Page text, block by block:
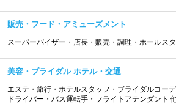
販売・フード・アミューズメント
スーパーバイザー・店長・販売・調理・ホールス
美容・ブライダル ホテル・交通
エステ・旅行・ホテルスタッフ・ブライダルコー
ドライバー・バス運転手・フライトアテンダント